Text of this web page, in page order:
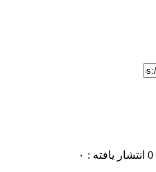
انتشار یافته : ۰